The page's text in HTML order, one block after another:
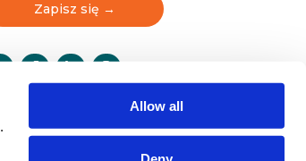
Allow all
Zapisz się →